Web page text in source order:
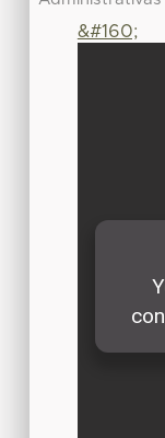
&#160;